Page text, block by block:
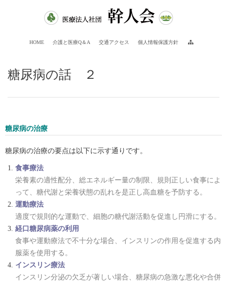
HOME 介護と医療Q＆A 交通アクセス 個人情報保護方針
糖尿病の話 ２
糖尿病の治療
糖尿病の治療の要点は以下に示す通りです。
食事療法
栄養素の適性配分、総エネルギー量の制限、規則正しい食事によ
って、糖代謝と栄養状態の乱れを是正し高血糖を予防する。
運動療法
適度で規則的な運動で、細胞の糖代謝活動を促進し円滑にする。
経口糖尿病薬の利用
食事や運動療法で不十分な場合、インスリンの作用を促進する内
服薬を使用する。
インスリン療法
インスリン分泌の欠乏が著しい場合、糖尿病の急激な悪化や合併